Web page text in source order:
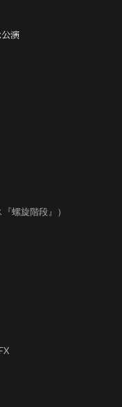
演
螺旋階段』）